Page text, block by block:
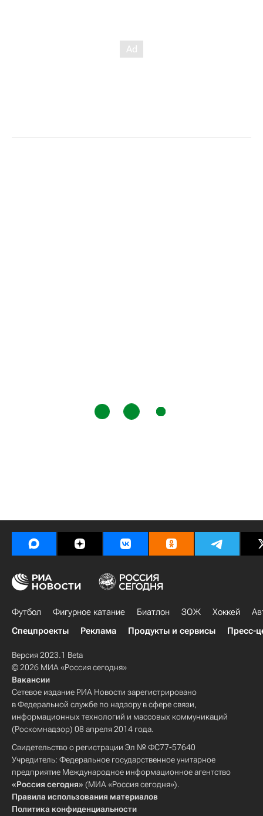
Футбол Фигурное катание Биатлон ЗОЖ Хоккей
Спецпроекты
Реклама Продукты и сервисы Пресс-
Версия 2023.1 Beta
© 2026 МИА «Россия сегодня»
Вакансии
Сетевое издание РИА Новости зарегистрировано
в Федеральной службе по надзору в сфере связи,
информационных технологий и массовых коммуникаций
(Роскомнадзор) 08 апреля 2014 года.
Свидетельство о регистрации Эл № ФС77-57640
Учредитель: Федеральное государственное унитарное
предприятие Международное информационное агентство
«Россия сегодня» (МИА «Россия сегодня»).
Правила использования материалов
Политика конфиденциальности